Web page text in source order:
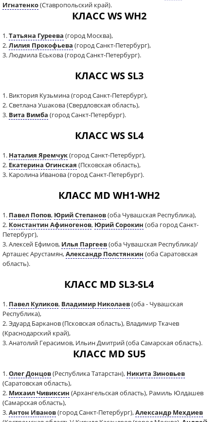
Игнатенко(Ставропольский край).
КЛАСС WS WH2
1.Татьяна Гуреева (город Москва),
2.Лилия Прокофьева (город Санкт-Петербург),
3. Людмила Еськова (город Санкт-Петербург).
КЛАСС WS SL3
1. Виктория Кузьмина (город Санкт-Петербург),
2. Светлана Ушакова (Свердловская область),
3. Вита Вимба (город Санкт-Петербург).
КЛАСС WS SL4
1. Наталия Яремчук(город Санкт-Петербург),
2. Екатерина Огинская (Псковская область),
3. Каролина Иванова (город Санкт-Петербург).
КЛАСС MD WH1-WH2
1. Павел Попов, Юрий Степанов(оба Чувашская Республика),
2. Константин Афиногенов, Юрий Сорокин (оба город Санкт-
Петербург),
3. Алексей Ефимов, Илья Паргеев(оба Чувашская Республика)/
Арташес Арустамян,Александр Полстянкин (оба Саратовская
область).
КЛАСС MD SL3-SL4
1. Павел Куликов, Владимир Николаев(оба - Чувашская
Республика),
2. Эдуард Барканов (Псковская область), Владимир Ткачев
(Краснодарский край),
3. Анатолий Герасимов, Ильин Дмитрий (оба Самарская область).
КЛАСС MD SU5
1.Олег Донцов(Республика Татарстан), Никита Зиновьев
(Саратовская область),
2. Михаил Чивиксин (Архангельская область), Рамиль Юлдашев
(Самарская область),
3.Антон Иванов(город Санкт-Петербург),Александр Мехдиев